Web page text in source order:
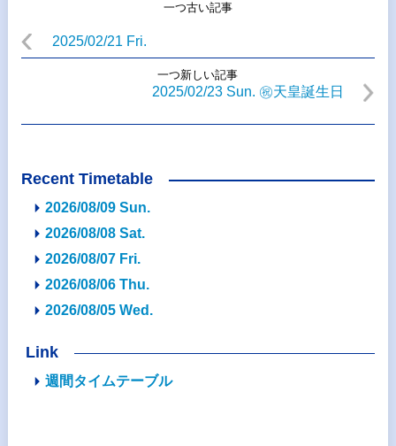
一つ古い記事
2025/02/21 Fri.
一つ新しい記事
2025/02/23 Sun. ㊗天皇誕生日
Recent Timetable
2026/08/09 Sun.
2026/08/08 Sat.
2026/08/07 Fri.
2026/08/06 Thu.
2026/08/05 Wed.
Link
週間タイムテーブル